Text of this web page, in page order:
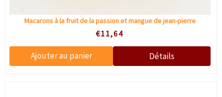
Macarons à la fruit de la passion et mangue de jean-pierre
€11,64